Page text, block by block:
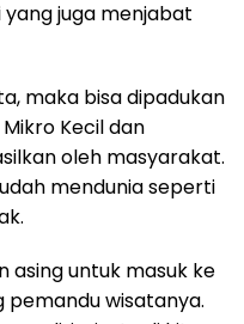
yang juga menjabat
maka bisa dipadukan
Kecil dan
oleh masyarakat.
mendunia seperti
asing untuk masuk ke
pemandu wisatanya.